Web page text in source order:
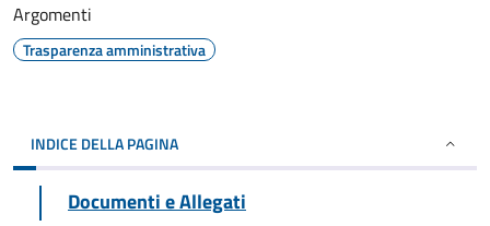
Argomenti
Trasparenza amministrativa
INDICE DELLA PAGINA
Documenti e Allegati